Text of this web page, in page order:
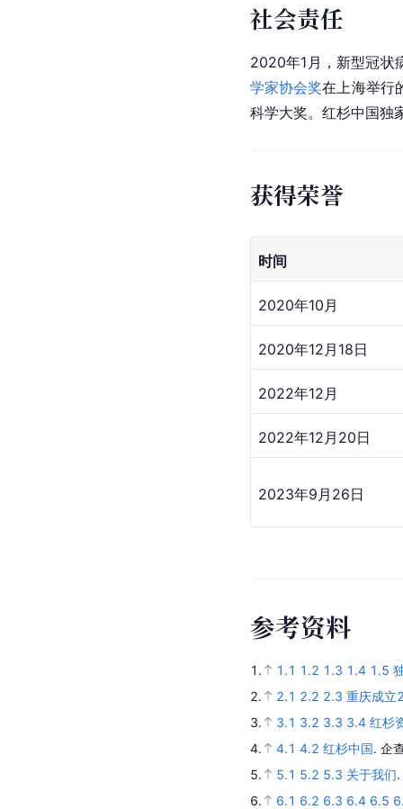
社会责任
2020年1月， 新型冠状
学家协会奖在上海举行
科学大奖。红杉中国独
获得荣誉
时间
2020年10月
2020年12月18日
2022年12月
2022年12月20日
2023年9月26日
参考资料
1. 1.1 1.2 1.3 1.4 1.5
2.
2.1 2.2 2.3 重庆成立
3.
3.1 3.2 3.3 3.4 红杉
4.
4.1 4.2 红杉中国. 企
5.
5.1 5.2 5.3 关于我们.
6.
6.1 6.2 6.3 6.4 6.5